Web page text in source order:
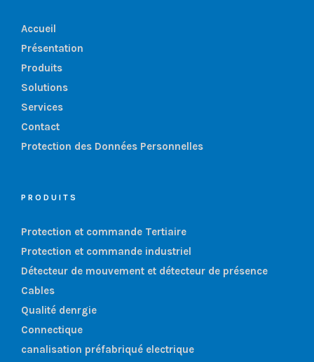
Accueil
Présentation
Produits
Solutions
Services
Contact
Protection des Données Personnelles
PRODUITS
Protection et commande Tertiaire
Protection et commande industriel
Détecteur de mouvement et détecteur de présence
Cables
Qualité denrgie
Connectique
canalisation préfabriqué electrique